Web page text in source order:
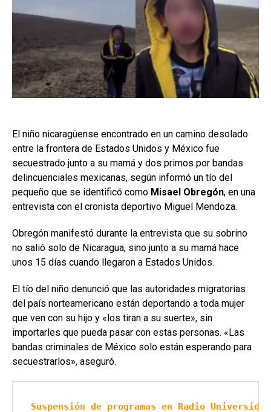
El niño nicaragüense encontrado en un camino desolado
entre la frontera de Estados Unidos y México fue
secuestrado junto a su mamá y dos primos por bandas
delincuenciales mexicanas, según informó un tío del
pequeño que se identificó como Misael Obregón, en una
entrevista con el cronista deportivo Miguel Mendoza.
Obregón manifestó durante la entrevista que su sobrino
no salió solo de Nicaragua, sino junto a su mamá hace
unos 15 días cuando llegaron a Estados Unidos.
El tío del niño denunció que las autoridades migratorias
del país norteamericano están deportando a toda mujer
que ven con su hijo y «los tiran a su suerte», sin
importarles que pueda pasar con estas personas. «Las
bandas criminales de México solo están esperando para
secuestrarlos», aseguró.
Suspensión de programas en Radio